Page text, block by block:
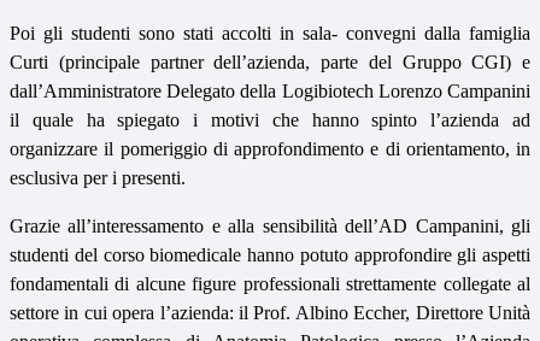
Poi gli studenti sono stati accolti in sala- convegni dalla famiglia
Curti (principale partner dell’azienda, parte del Gruppo CGI) e
dall’Amministratore Delegato della Logibiotech Lorenzo Campanini
il quale ha spiegato i motivi che hanno spinto l’azienda ad
organizzare il pomeriggio di approfondimento e di orientamento, in
esclusiva per i presenti.
Grazie all’interessamento e alla sensibilità dell’AD Campanini, gli
studenti del corso biomedicale hanno potuto approfondire gli aspetti
fondamentali di alcune figure professionali strettamente collegate al
settore in cui opera l’azienda: il Prof. Albino Eccher, Direttore Unità